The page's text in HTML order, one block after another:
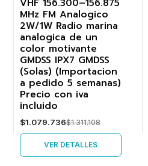
-18%
Agotado
VHF 156.300–156.875
MHz FM Analogico
2W/1W Radio marina
analogica de un
color motivante
GMDSS IPX7 GMDSS
(Solas) (Importacion
a pedido 5 semanas)
Precio con iva
incluido
$1.079.736$1.311.108
VER DETALLES